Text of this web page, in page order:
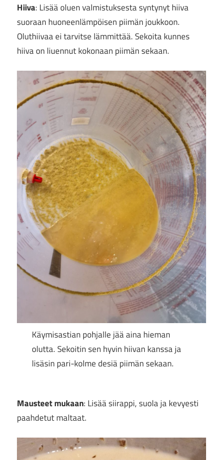
Hiiva: Lisää oluen valmistuksesta syntynyt hiiva
suoraan huoneenlämpöisen piimän joukkoon.
Oluthiivaa ei tarvitse lämmittää. Sekoita kunnes
hiiva on liuennut kokonaan piimän sekaan.
Käymisastian pohjalle jää aina hieman
olutta. Sekoitin sen hyvin hiivan kanssa ja
lisäsin pari-kolme desiä piimän sekaan.
Mausteet mukaan: Lisää siirappi, suola ja kevyesti
paahdetut maltaat.